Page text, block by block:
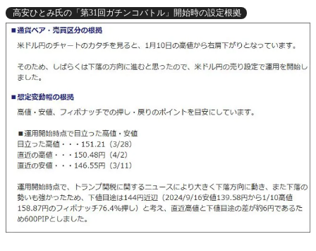
高安ひとみ氏の「第31回ガチンコバトル」開始時の設定根拠